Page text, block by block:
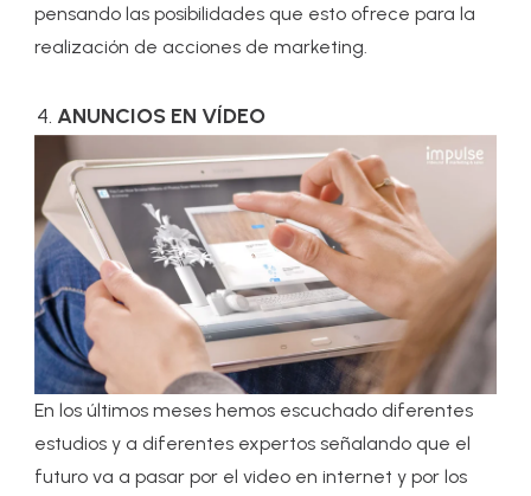
pensando las posibilidades que esto ofrece para la
realización de acciones de marketing.
ANUNCIOS EN VÍDEO
En los últimos meses hemos escuchado diferentes
estudios y a diferentes expertos señalando que el
futuro va a pasar por el video en internet y por los